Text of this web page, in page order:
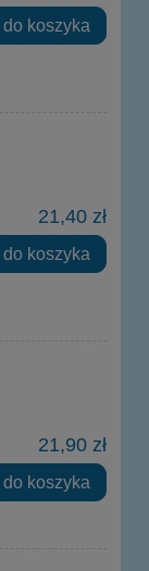
do koszyka
21,40 zł
do koszyka
21,90 zł
do koszyka